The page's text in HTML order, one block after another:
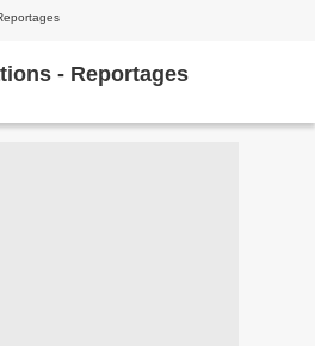
- Reportages